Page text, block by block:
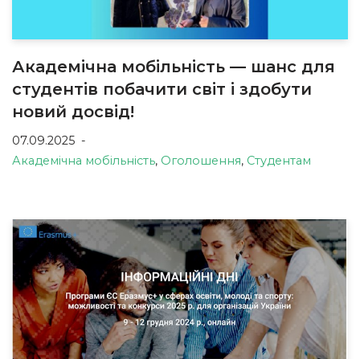
Академічна мобільність — шанс для
студентів побачити світ і здобути
новий досвід!
07.09.2025
Академічна мобільність, Оголошення, Студентам